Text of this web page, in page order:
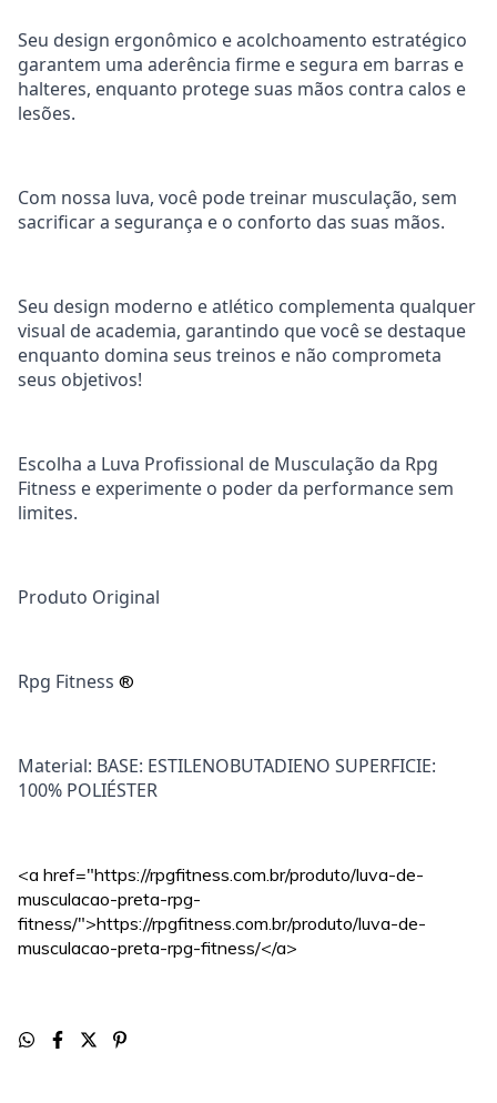
Seu design ergonômico e acolchoamento estratégico
garantem uma aderência firme e segura em barras e
halteres, enquanto protege suas mãos contra calos e
lesões.
Com nossa luva, você pode treinar musculação, sem
sacrificar a segurança e o conforto das suas mãos.
Seu design moderno e atlético complementa qualquer
visual de academia, garantindo que você se destaque
enquanto domina seus treinos e não comprometa
seus objetivos!
Escolha a Luva Profissional de Musculação da Rpg
Fitness e experimente o poder da performance sem
limites.
Produto Original
Rpg Fitness ®
Material: BASE: ESTILENOBUTADIENO SUPERFICIE:
100% POLIÉSTER
<a href="https://rpgfitness.com.br/produto/luva-de-
musculacao-preta-rpg-
fitness/">https://rpgfitness.com.br/produto/luva-de-
musculacao-preta-rpg-fitness/</a>